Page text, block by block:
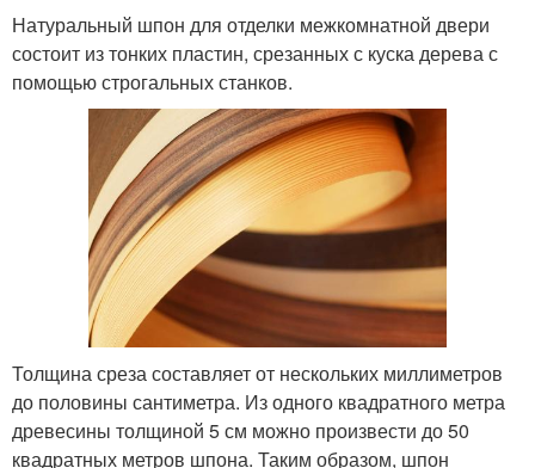
Натуральный шпон для отделки межкомнатной двери
состоит из тонких пластин, срезанных с куска дерева с
помощью строгальных станков.
Толщина среза составляет от нескольких миллиметров
до половины сантиметра. Из одного квадратного метра
древесины толщиной 5 см можно произвести до 50
квадратных метров шпона. Таким образом, шпон